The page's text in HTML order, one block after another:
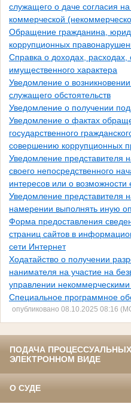
служащего о даче согласия
коммерческой
Обращение гражданина,
коррупционных
Справка о доходах, расходах,
имущественного характера
Уведомление о
служащего обстоятельств
Уведомление о получении
Уведомление о фактах
государственного
совершению коррупционных
Уведомление представителя
своего непосредственного
интересов или о возможности
Уведомление представителя
намерении выполнять иную
Форма предоставления
страниц сайтов в
сети Интернет
Ходатайство о получении
нанимателя на участие на
управлении
Специальное программное
опубликовано 08.10.2025 08:16
ПОДАЧА
ЭЛЕКТРОННОМ ВИДЕ
О СУДЕ